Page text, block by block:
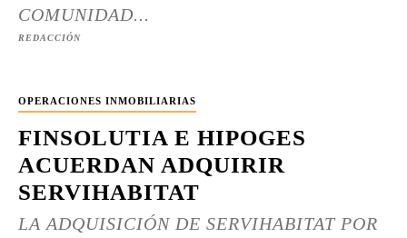
COMUNIDAD...
REDACCIÓN
OPERACIONES INMOBILIARIAS
FINSOLUTIA E HIPOGES
ACUERDAN ADQUIRIR
SERVIHABITAT
LA ADQUISICIÓN DE SERVIHABITAT POR